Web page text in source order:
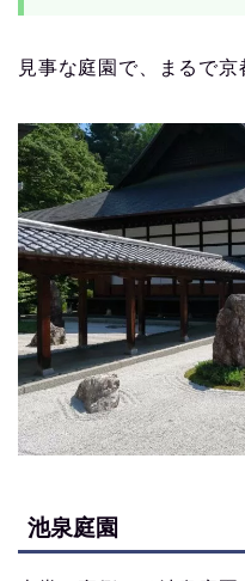
見事な庭園で、まるで京
池泉庭園